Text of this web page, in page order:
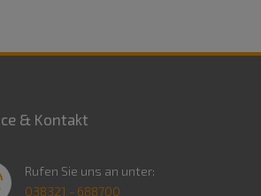
& Kontakt
Rufen Sie uns an unter:
038321 - 688700